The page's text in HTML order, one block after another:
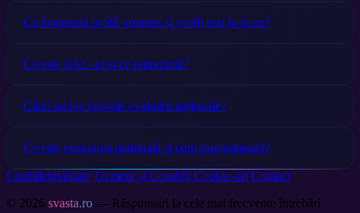
Ce înseamnă profil umanist și profil real la liceu?
Ce este BAC-ul și ce reprezintă?
Când au loc probele evaluării naționale?
Ce este evaluarea națională și cum funcționează?
Confidențialitate Termeni și Condiții Cookie-uri Contact
© 2026 svasta.ro — Răspunsuri la cele mai frecvente întrebări